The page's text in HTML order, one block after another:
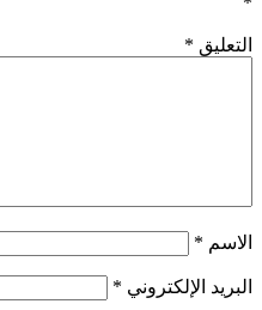
التعليق *
الاسم *
البريد الإلكتروني *